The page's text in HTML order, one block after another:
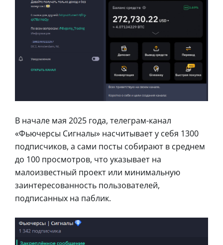
В начале мая 2025 года, телеграм-канал
«Фьючерсы Сигналы» насчитывает у себя 1300
подписчиков, а сами посты собирают в среднем
до 100 просмотров, что указывает на
малоизвестный проект или минимальную
заинтересованность пользователей,
подписанных на паблик.